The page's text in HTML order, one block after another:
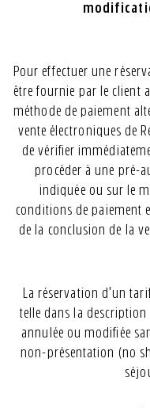
Pour effectuer une
être fournie par le client
méthode de paiement
vente électroniques de
de vérifier
procéder à une pré-
indiquée ou sur le
conditions de paiement
de la conclusion de la
La réservation d'un
telle dans la
annulée ou modifiée
non-présentation (no